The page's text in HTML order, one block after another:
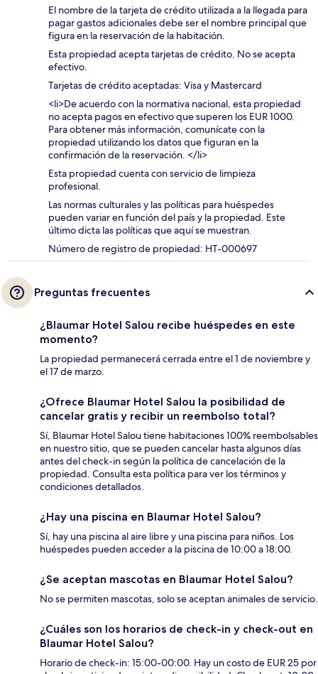
El nombre de la tarjeta de crédito utilizada a la llegada para
pagar gastos adicionales debe ser el nombre principal que
figura en la reservación de la habitación.
Esta propiedad acepta tarjetas de crédito. No se acepta
efectivo.
Tarjetas de crédito aceptadas: Visa y Mastercard
<li>De acuerdo con la normativa nacional, esta propiedad
no acepta pagos en efectivo que superen los EUR 1000.
Para obtener más información, comunícate con la
propiedad utilizando los datos que figuran en la
confirmación de la reservación. </li>
Esta propiedad cuenta con servicio de limpieza
profesional.
Las normas culturales y las políticas para huéspedes
pueden variar en función del país y la propiedad. Este
último dicta las políticas que aquí se muestran.
Número de registro de propiedad: HT-000697
Preguntas frecuentes
¿Blaumar Hotel Salou recibe huéspedes en este
momento?
La propiedad permanecerá cerrada entre el 1 de noviembre y
el 17 de marzo.
¿Ofrece Blaumar Hotel Salou la posibilidad de
cancelar gratis y recibir un reembolso total?
Sí, Blaumar Hotel Salou tiene habitaciones 100% reembolsables
en nuestro sitio, que se pueden cancelar hasta algunos días
antes del check-in según la política de cancelación de la
propiedad. Consulta esta política para ver los términos y
condiciones detallados.
¿Hay una piscina en Blaumar Hotel Salou?
Sí, hay una piscina al aire libre y una piscina para niños. Los
huéspedes pueden acceder a la piscina de 10:00 a 18:00.
¿Se aceptan mascotas en Blaumar Hotel Salou?
No se permiten mascotas, solo se aceptan animales de servicio.
¿Cuáles son los horarios de check-in y check-out en
Blaumar Hotel Salou?
Horario de check-in: 15:00-00:00. Hay un costo de EUR 25 por